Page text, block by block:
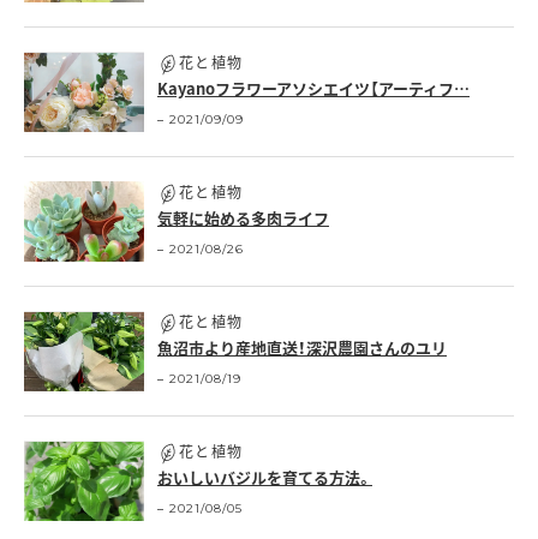
花と植物
Kayanoフラワーアソシエイツ【アーティフ…
2021/09/09
花と植物
気軽に始める多肉ライフ
2021/08/26
花と植物
魚沼市より産地直送！深沢農園さんのユリ
2021/08/19
花と植物
おいしいバジルを育てる方法。
2021/08/05